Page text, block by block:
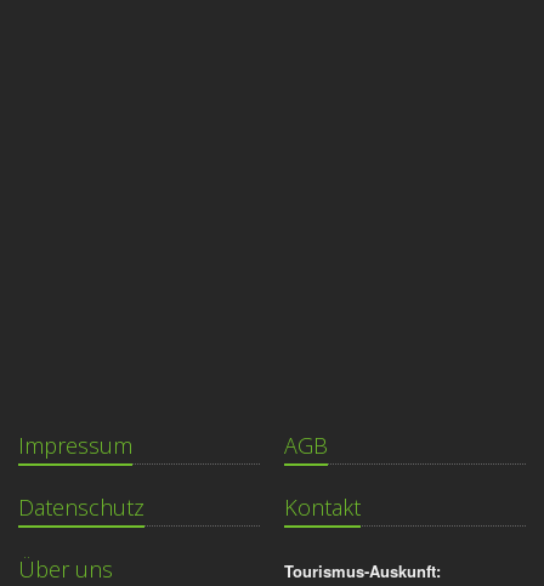
Impressum
Datenschutz
Über uns
AGB
Kontakt
Tourismus-Auskunft: